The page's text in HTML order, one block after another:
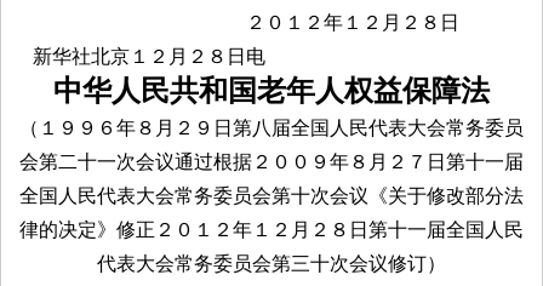
２０１２年１２月２８日
新华社北京１２月２８日电
中华人民共和国老年人权益保障法
（１９９６年８月２９日第八届全国人民代表大会常务委员
会第二十一次会议通过根据２００９年８月２７日第十一届
全国人民代表大会常务委员会第十次会议《关于修改部分法
律的决定》修正２０１２年１２月２８日第十一届全国人民
代表大会常务委员会第三十次会议修订）